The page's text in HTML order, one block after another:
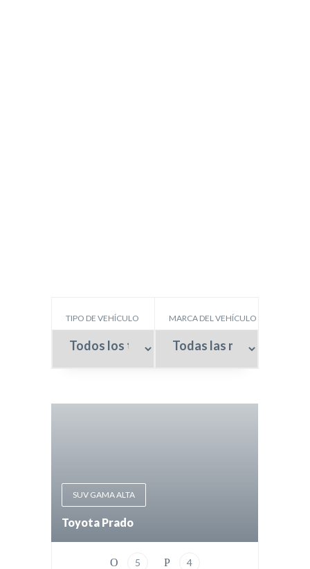
TIPO DE VEHÍCULO MARCA DEL VEHÍCULO
SUV GAMA ALTA
Toyota Prado
5 4